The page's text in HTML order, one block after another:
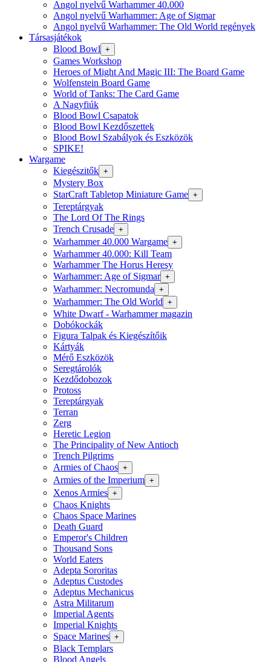
Angol nyelvű Warhammer 40.000
Angol nyelvű Warhammer: Age of Sigmar
Angol nyelvű Warhammer: The Old World regények
Társasjátékok
Blood Bowl +
Games Workshop
Heroes of Might And Magic III: The Board Game
Wolfenstein Board Game
World of Tanks: The Card Game
A Nagyfiúk
Blood Bowl Csapatok
Blood Bowl Kezdőszettek
Blood Bowl Szabályok és Eszközök
SPIKE!
Wargame
Kiegészitők +
Mystery Box
StarCraft Tabletop Miniature Game +
Tereptárgyak
The Lord Of The Rings
Trench Crusade +
Warhammer 40.000 Wargame +
Warhammer 40.000: Kill Team
Warhammer The Horus Heresy
Warhammer: Age of Sigmar +
Warhammer: Necromunda +
Warhammer: The Old World +
White Dwarf - Warhammer magazin
Dobókockák
Figura Talpak és Kiegészítőik
Kártyák
Mérő Eszközök
Seregtárolók
Kezdődobozok
Protoss
Tereptárgyak
Terran
Zerg
Heretic Legion
The Principality of New Antioch
Trench Pilgrims
Armies of Chaos +
Armies of the Imperium +
Xenos Armies +
Chaos Knights
Chaos Space Marines
Death Guard
Emperor's Children
Thousand Sons
World Eaters
Adepta Sororitas
Adeptus Custodes
Adeptus Mechanicus
Astra Militarum
Imperial Agents
Imperial Knights
Space Marines +
Black Templars
Blood Angels